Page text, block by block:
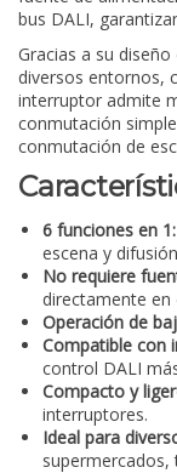
bus DALI,
Gracias a su
diversos entornos,
interruptor admite
conmutación
conmutación de
6 funciones en 1:
escena y
No requiere
directamente en
Operación de
Compatible con
control DALI
Compacto y
interruptores.
Ideal para
supermercados,